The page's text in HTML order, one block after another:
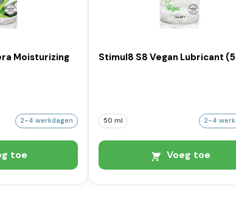
Moisturizing
2-4 werkdagen
toe
Stimul8 S8 Vegan Lubricant
50 ml 2-4
Voeg toe